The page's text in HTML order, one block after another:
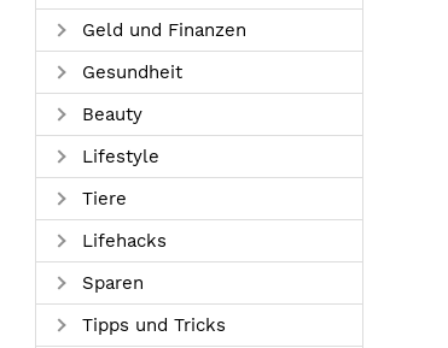
Geld und Finanzen
Gesundheit
Beauty
Lifestyle
Tiere
Lifehacks
Sparen
Tipps und Tricks